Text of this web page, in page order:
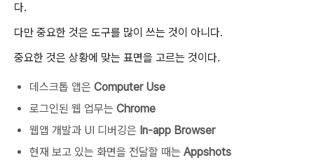
다.
다만 중요한 것은 도구를 많이 쓰는 것이 아니다.
중요한 것은 상황에 맞는 표면을 고르는 것이다.
데스크톱 앱은 Computer Use
로그인된 웹 업무는 Chrome
웹앱 개발과 UI 디버깅은 In-app Browser
현재 보고 있는 화면을 전달할 때는 Appshots